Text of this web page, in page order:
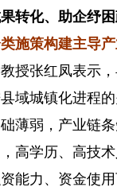
转化、助企纾
策构建主导产
张红凤表示，
域城镇化进程
薄弱，产业链
高学历、高技
能力、资金使